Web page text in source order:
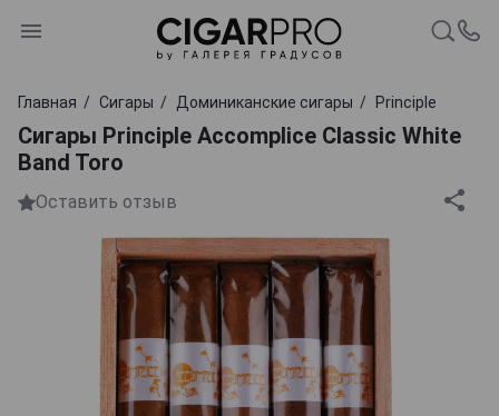
Главная Сигары Доминиканские сигары Principle
Сигары Principle Accomplice Classic White
Band Toro
Оставить отзыв